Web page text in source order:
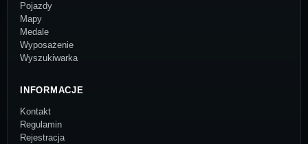
Pojazdy
Mapy
Medale
Wyposażenie
Wyszukiwarka
INFORMACJE
Kontakt
Regulamin
Rejestracja